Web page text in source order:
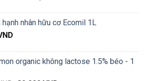
120,000 VND
nhân hữu cơ Ecomil 1L
organic không lactose 1.5% béo - 1